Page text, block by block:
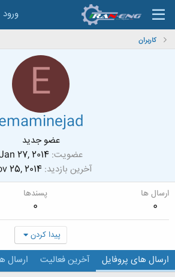
ورود
کاربران
E
عضو جدید
عضویت 27, 2014
آخرین بازدید 25, 2014
ارسال ها
0
پسندها
0
پیدا کردن
ارسال های پروفایل آخرین فعالیت ارسال